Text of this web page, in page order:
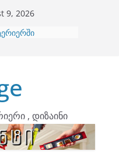
9, 2026
, დიზაინი